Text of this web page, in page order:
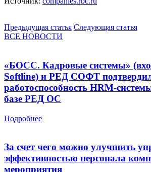
Предыдущая статья Следующая статья
ВСЕ НОВОСТИ
«БОСС. Кадровые системы»
Softline) и РЕД СОФТ
работоспособность HRM-
базе РЕД ОС
Подробнее
За счет чего можно улучшить
эффективностью персонала
мероприятия